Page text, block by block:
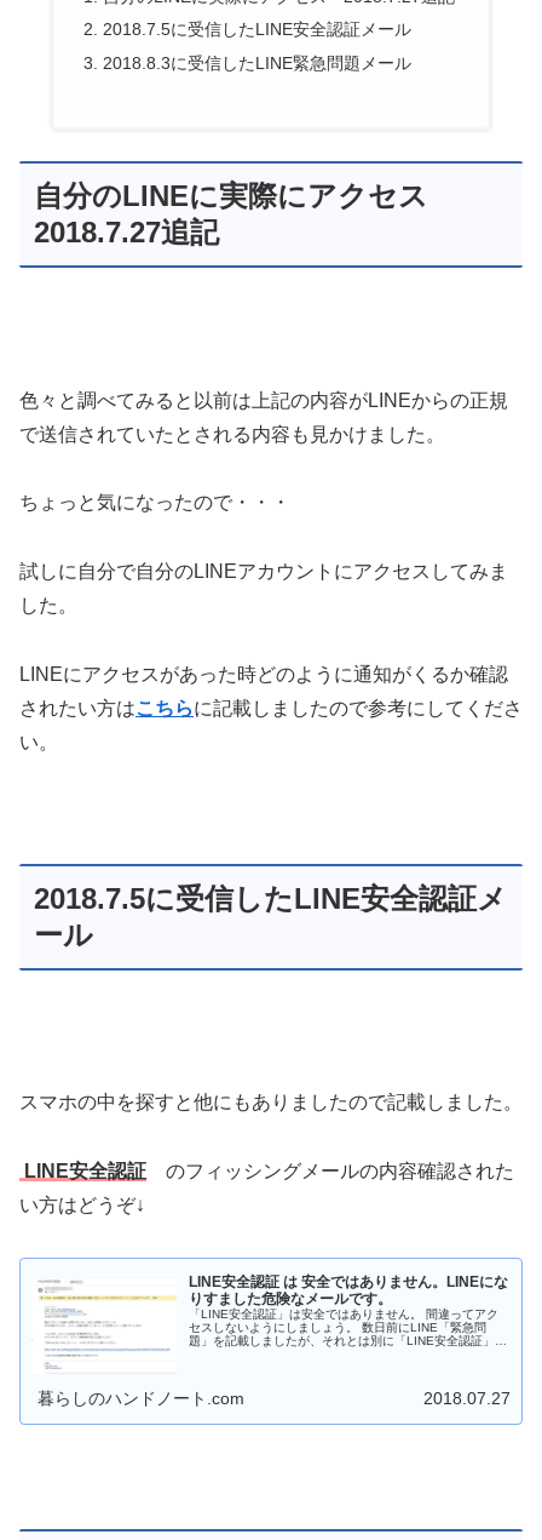
2018.7.5に受信したLINE安全認証メール
2018.8.3に受信したLINE緊急問題メール
自分のLINEに実際にアクセス
2018.7.27追記
色々と調べてみると以前は上記の内容がLINEからの正規
で送信されていたとされる内容も見かけました。
ちょっと気になったので・・・
試しに自分で自分のLINEアカウントにアクセスしてみま
した。
LINEにアクセスがあった時どのように通知がくるか確認
されたい方はこちらに記載しましたので参考にしてくださ
い。
2018.7.5に受信したLINE安全認証メ
ール
スマホの中を探すと他にもありましたので記載しました。
LINE安全認証 のフィッシングメールの内容確認された
い方はどうぞ↓
LINE安全認証 は 安全ではありません。LINEにな
りすました危険なメールです。
「LINE安全認証」は安全ではありません。 間違ってアク
セスしないようにしましょう。 数日前にLINE「緊急問
題」を記載しましたが、それとは別に「LINE安全認証」と
暮らしのハンドノート.com 2018.07.27